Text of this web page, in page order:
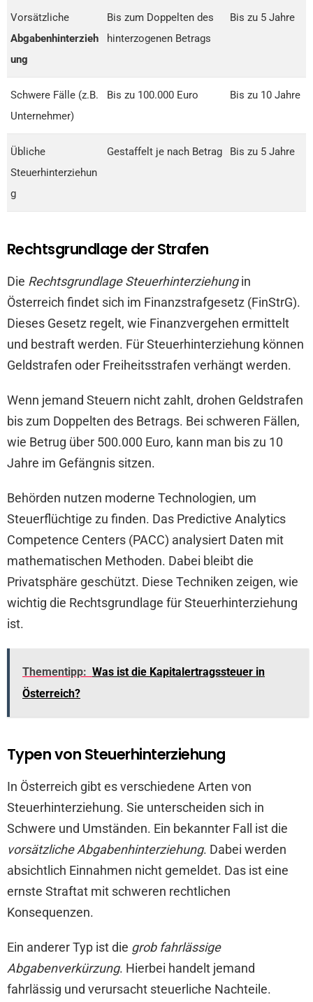
Vorsätzliche
Abgabenhinterzieh
ung
Bis zum Doppelten des
hinterzogenen Betrags
Bis zu 5 Jahre
Schwere Fälle (z.B.
Unternehmer)
Bis zu 100.000 Euro Bis zu 10 Jahre
Übliche
Steuerhinterziehun
g
Gestaffelt je nach Betrag Bis zu 5 Jahre
Rechtsgrundlage der Strafen
Die Rechtsgrundlage Steuerhinterziehungin
Österreich findet sich im Finanzstrafgesetz (FinStrG).
Dieses Gesetz regelt, wie Finanzvergehen ermittelt
und bestraft werden. Für Steuerhinterziehung können
Geldstrafen oder Freiheitsstrafen verhängt werden.
Wenn jemand Steuern nicht zahlt, drohen Geldstrafen
bis zum Doppelten des Betrags. Bei schweren Fällen,
wie Betrug über 500.000 Euro, kann man bis zu 10
Jahre im Gefängnis sitzen.
Behörden nutzen moderne Technologien, um
Steuerflüchtige zu finden. Das Predictive Analytics
Competence Centers (PACC) analysiert Daten mit
mathematischen Methoden. Dabei bleibt die
Privatsphäre geschützt. Diese Techniken zeigen, wie
wichtig die Rechtsgrundlage für Steuerhinterziehung
ist.
Thementipp: Was ist die Kapitalertragssteuer in
Österreich?
Typen von Steuerhinterziehung
In Österreich gibt es verschiedene Arten von
Steuerhinterziehung. Sie unterscheiden sich in
Schwere und Umständen. Ein bekannter Fall ist die
vorsätzliche Abgabenhinterziehung. Dabei werden
absichtlich Einnahmen nicht gemeldet. Das ist eine
ernste Straftat mit schweren rechtlichen
Konsequenzen.
Ein anderer Typ ist die grob fahrlässige
Abgabenverkürzung. Hierbei handelt jemand
fahrlässig und verursacht steuerliche Nachteile.